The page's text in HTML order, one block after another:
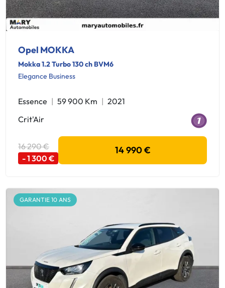
Opel MOKKA
Mokka 1.2 Turbo 130 ch BVM6
Elegance Business
Essence 59 900 Km
2021
Crit'Air
16 290 €
- 1 300 €
14 990 €
GARANTIE 10 ANS